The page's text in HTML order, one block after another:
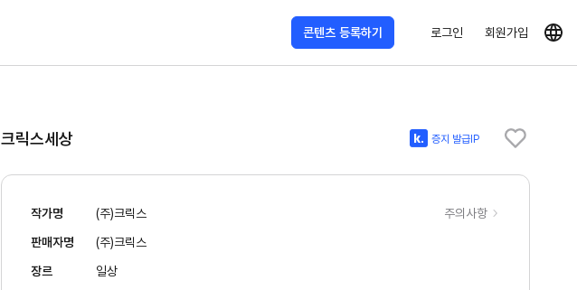
콘텐츠 등록하기 로그인 회원가입
크릭스세상 증지 발급IP
작가명 (주)크릭스
주의사항
판매자명
(주)크릭스
장르
일상